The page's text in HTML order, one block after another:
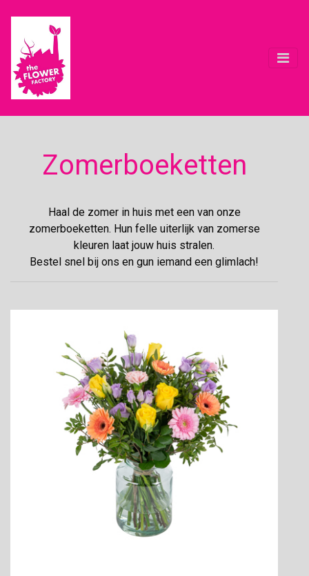
Zomerboeketten
Haal de zomer in huis met een van onze
zomerboeketten. Hun felle uiterlijk van zomerse
kleuren laat jouw huis stralen.
Bestel snel bij ons en gun iemand een glimlach!